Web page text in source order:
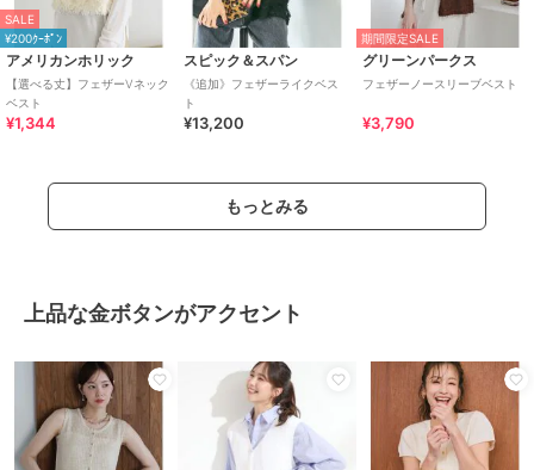
SALE
¥200ｸｰﾎﾟﾝ
アメリカンホリック
【選べる丈】フェザーVネック
ベスト
¥1,344
スピック＆スパン
《追加》フェザーライクベス
ト
¥13,200
期間限定SALE
グリーンパークス
フェザーノースリーブベスト
¥3,790
もっとみる
上品な金ボタンがアクセント